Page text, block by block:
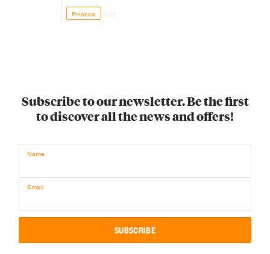
Priocca
Subscribe to our newsletter. Be the first
to discover all the news and offers!
Name
Email